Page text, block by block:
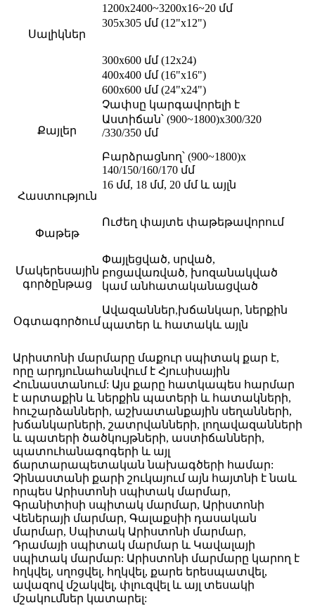
1200x2400~3200x16~20 մմ
Սալիկներ
305x305 մմ (12"x12")
300x600 մմ (12x24)
400x400 մմ (16"x16")
600x600 մմ (24"x24")
Չափսը կարգավորելի է
Քայլեր
Աստիճան՝ (900~1800)x300/320
/330/350 մմ
Բարձրացնող՝ (900~1800)x
140/150/160/170 մմ
Հաստություն
16 մմ, 18 մմ, 20 մմ և այլն
Փաթեթ
Ուժեղ փայտե փաթեթավորում
Մակերեսային
գործընթաց
Փայլեցված, սրված,
բոցավառված, խոզանակված
կամ անհատականացված
Օգտագործում
Ավազաններ, խճանկար, ներքին
պատեր և հատակև այլն
Արիստոնի մարմարը մաքուր սպիտակ քար է,
որը արդյունահանվում է Հյուսիսային
Հունաստանում: Այս քարը հատկապես հարմար
է արտաքին և ներքին պատերի և հատակների,
հուշարձանների, աշխատանքային սեղանների,
խճանկարների, շատրվանների, լողավազանների
և պատերի ծածկույթների, աստիճանների,
պատուհանագոգերի և այլ
ճարտարապետական ​​նախագծերի համար:
Չինաստանի քարի շուկայում այն ​​հայտնի է նաև
որպես Արիստոնի սպիտակ մարմար,
Գրանիտիսի սպիտակ մարմար, Արիստոնի
Վեներայի մարմար, Գալաքսիի դասական
մարմար, Սպիտակ Արիստոնի մարմար,
Դրամայի սպիտակ մարմար և Կավալայի
սպիտակ մարմար: Արիստոնի մարմարը կարող է
հղկվել, սղոցվել, հղկվել, քարե երեսպատվել,
ավազով մշակվել, փլուզվել և այլ տեսակի
մշակումներ կատարել: